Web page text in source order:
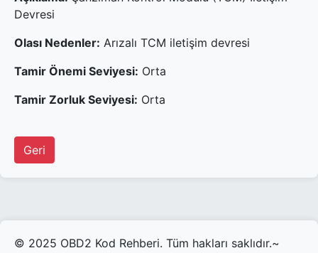
Devresi
Olası Nedenler: Arızalı TCM iletişim devresi
Tamir Önemi Seviyesi: Orta
Tamir Zorluk Seviyesi: Orta
Geri
© 2025 OBD2 Kod Rehberi. Tüm hakları saklıdır.~